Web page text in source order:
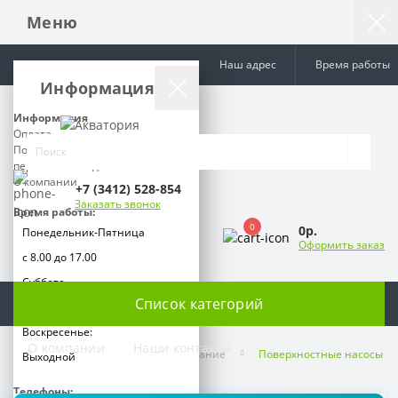
Меню
Информация
Информация
Оплата
Политика обработки
персональных данных
О компании
Время работы:
Понедельник-Пятница
с 8.00 до 17.00
Суббота
Воскресенье:
Выходной
Телефоны:
Наш адрес Время работы
+7 (3412) 528-854
Заказать звонок
0 0р.
Оформить заказ
Список категорий
О компании Наши контакты
Насосы и насосное оборудование Поверхностные насосы